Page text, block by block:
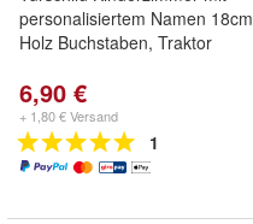
personalisiertem Namen 18cm
Holz Buchstaben, Traktor
6,90 €
+ 1,80 € Versand
1